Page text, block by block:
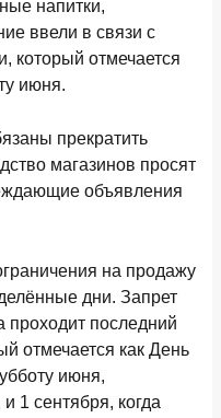
напитки,
ввели в связи с
который отмечается
июня.
прекратить
магазинов просят
объявления
на продажу
дни. Запрет
проходит последний
отмечается как День
июня,
1 сентября, когда